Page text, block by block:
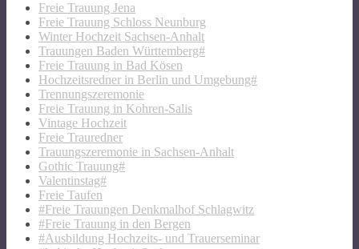
Freie Trauung Jena
Freie Trauung Schloss Neunburg
Winter Hochzeit Sachsen-Anhalt
Trauungen Baden Württemberg#
Freie Trauung in Bad Kösen
Hochzeitsredner in Berlin und Umgebung#
Trennungszeremonie
Freie Trauung in Kohren-Salis
Vintage Hochzeit
Freie Trauredner
Trauungszeremonie in Sachsen-Anhalt
Gothic Trauung#
Valentinstag#
Freie Taufen
#Freie Trauungen Denkmalhof Schlagwitz
#Freie Trauung in den Bergen
#Ausbildung Hochzeits- und Trauerseminar